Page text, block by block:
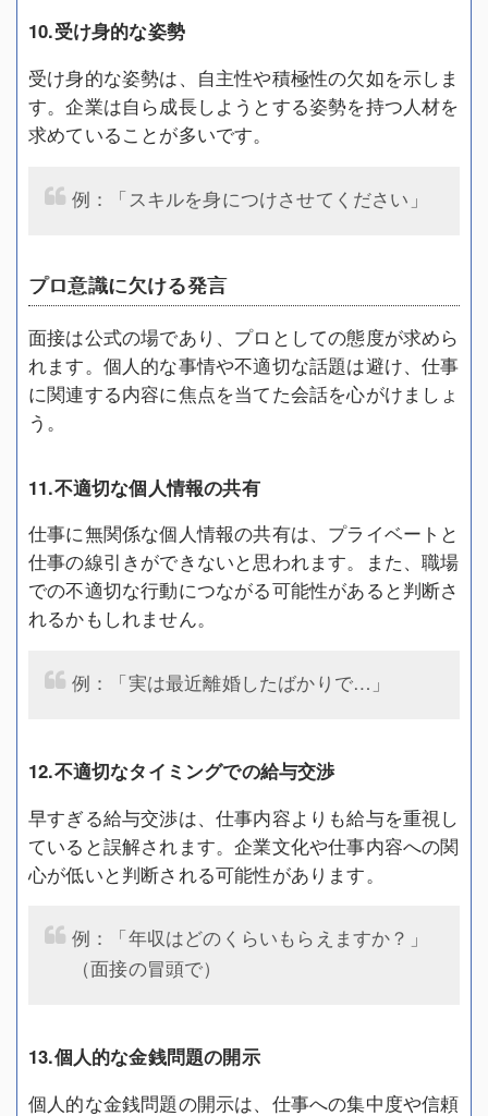
10.受け身的な姿勢
受け身的な姿勢は、自主性や積極性の欠如を示しま
す。企業は自ら成長しようとする姿勢を持つ人材を
求めていることが多いです。
例：「スキルを身につけさせてください」
プロ意識に欠ける発言
面接は公式の場であり、プロとしての態度が求めら
れます。個人的な事情や不適切な話題は避け、仕事
に関連する内容に焦点を当てた会話を心がけましょ
う。
11.不適切な個人情報の共有
仕事に無関係な個人情報の共有は、プライベートと
仕事の線引きができないと思われます。また、職場
での不適切な行動につながる可能性があると判断さ
れるかもしれません。
例：「実は最近離婚したばかりで…」
12.不適切なタイミングでの給与交渉
早すぎる給与交渉は、仕事内容よりも給与を重視し
ていると誤解されます。企業文化や仕事内容への関
心が低いと判断される可能性があります。
例：「年収はどのくらいもらえますか？」
（面接の冒頭で）
13.個人的な金銭問題の開示
個人的な金銭問題の開示は、仕事への集中度や信頼